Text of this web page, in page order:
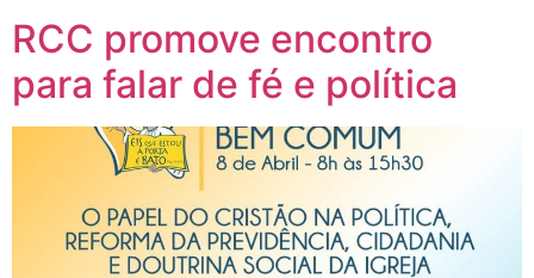
RCC promove encontro
para falar de fé e política